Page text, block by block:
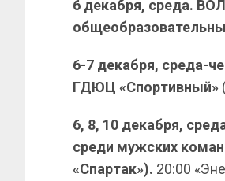
6 декабря, среда.
6-7 декабря, среда-
ГДЮЦ «Спортивный»
6, 8, 10 декабря,
среди мужских
«Спартак»). 20:00